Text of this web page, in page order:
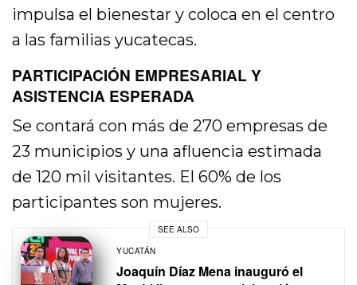
impulsa el bienestar y coloca en el centro
a las familias yucatecas.
PARTICIPACIÓN EMPRESARIAL Y
ASISTENCIA ESPERADA
Se contará con más de 270 empresas de
23 municipios y una afluencia estimada
de 120 mil visitantes. El 60% de los
participantes son mujeres.
SEE ALSO
YUCATÁN
Joaquín Díaz Mena inauguró el